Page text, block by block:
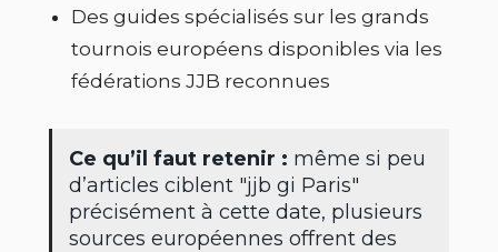
Des guides spécialisés sur les grands
tournois européens disponibles via les
fédérations JJB reconnues
Ce qu’il faut retenir : même si peu
d’articles ciblent "jjb gi Paris"
précisément à cette date, plusieurs
sources européennes offrent des